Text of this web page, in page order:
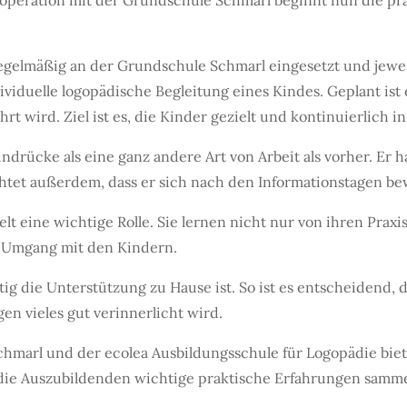
an der Grundschule Schmarl eingesetzt und
logopädische Begleitung eines Kindes. Geplant
wird. Ziel ist es, die Kinder gezielt und kontinuierlich
als eine ganz andere Art von Arbeit als vorher. Er
außerdem, dass er sich nach den Informationstagen
eine wichtige Rolle. Sie lernen nicht nur von ihren
mit den Kindern.
die Unterstützung zu Hause ist. So ist es entscheidend,
vieles gut verinnerlicht wird.
und der ecolea Ausbildungsschule für Logopädie
Auszubildenden wichtige praktische Erfahrungen